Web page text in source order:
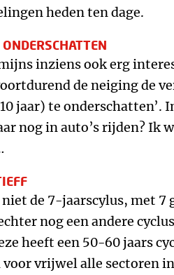
heden ten dage.
inziens ook erg
de neiging de
jaar) te onderschatten’.
nog in auto’s rijden? Ik
de 7-jaarscylus, met 7
nog een andere
heeft een 50-60 jaars
voor vrijwel alle sectoren